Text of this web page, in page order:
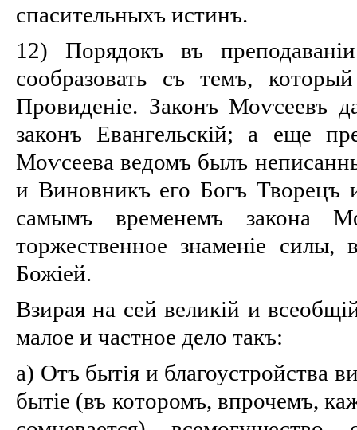
спасительныхъ истинъ.
12) Порядокъ въ
сообразовать съ темъ,
Провиденіе. Законъ Моѵсеевъ
законъ Евангельскій; а еще
Моѵсеева ведомъ былъ
и Виновникъ его Богъ Творецъ
самымъ временемъ закона
торжественное знаменіе силы,
Божіей.
Взирая на сей великій и
малое и частное дело такъ:
а) Отъ бытія и благоустройства
бытіе (въ которомъ, впрочемъ,